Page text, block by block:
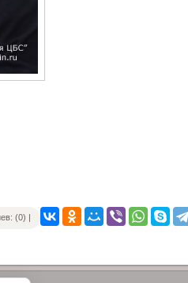
(0) |